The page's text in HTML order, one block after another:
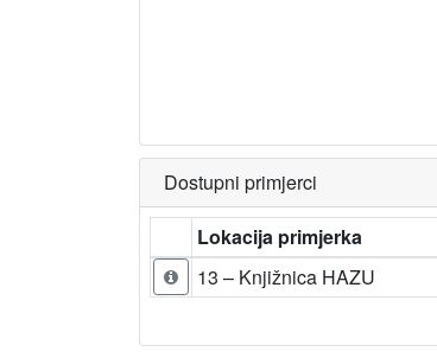
Dostupni primjerci
Lokacija primjerka
13 – Knjižnica HAZU